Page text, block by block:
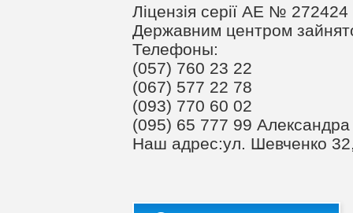
Ліцензія серії АЕ №
Державним центром
Телефоны:
(057) 760 23 22
(067) 577 22 78
(093) 770 60 02
(095) 65 777 99 Александра
Наш адрес:ул. Шевченко